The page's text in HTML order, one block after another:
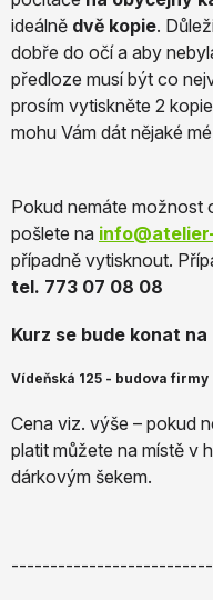
ideálně dvě kopie.
dobře do očí a aby
předloze musí být co
prosím vytiskněte 2
mohu Vám dát nějaké
Pokud nemáte možnost
pošlete na
případně vytisknout.
tel. 773 07 08 08
Kurz se bude konat na
Vídeňská 125 - budova
Cena viz. výše – pokud
platit můžete na místě v
dárkovým šekem.